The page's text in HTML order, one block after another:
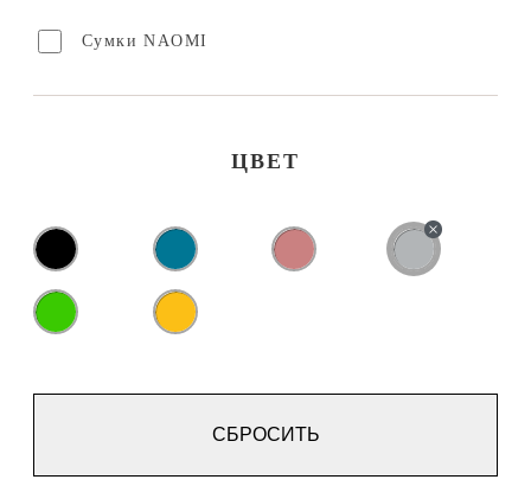
Сумки NAOMI
ЦВЕТ
СБРОСИТЬ